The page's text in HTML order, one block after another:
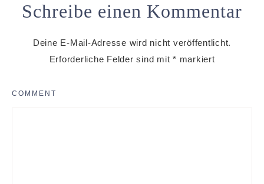
Schreibe einen Kommentar
Deine E-Mail-Adresse wird nicht veröffentlicht.
Erforderliche Felder sind mit * markiert
COMMENT